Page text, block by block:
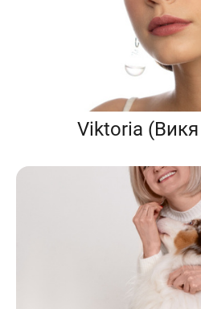
Viktoria